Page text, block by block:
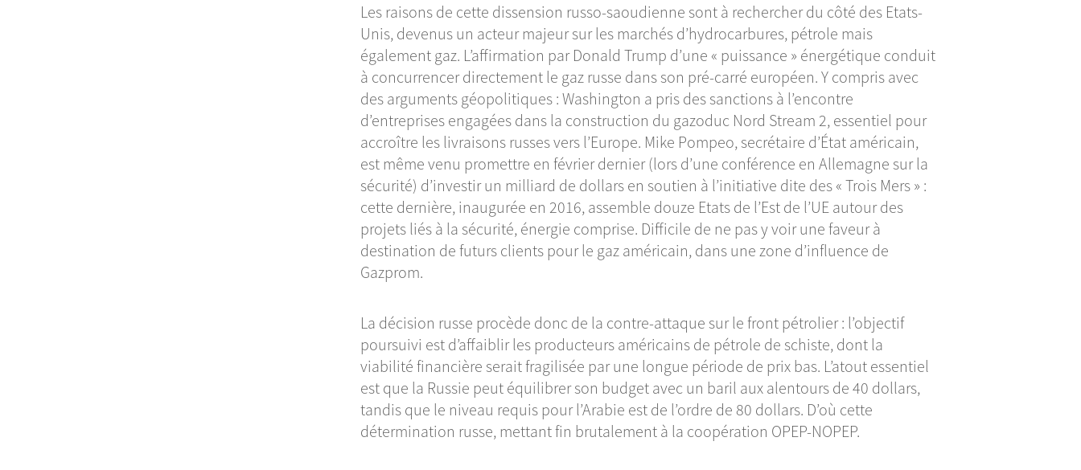
Les raisons de cette dissension russo-saoudienne sont à rechercher du côté des Etats-
Unis, devenus un acteur majeur sur les marchés d’hydrocarbures, pétrole mais
également gaz. L’affirmation par Donald Trump d’une « puissance » énergétique conduit
à concurrencer directement le gaz russe dans son pré-carré européen. Y compris avec
des arguments géopolitiques : Washington a pris des sanctions à l’encontre
d’entreprises engagées dans la construction du gazoduc Nord Stream 2, essentiel pour
accroître les livraisons russes vers l’Europe. Mike Pompeo, secrétaire d’État américain,
est même venu promettre en février dernier (lors d’une conférence en Allemagne sur la
sécurité) d’investir un milliard de dollars en soutien à l’initiative dite des « Trois Mers » :
cette dernière, inaugurée en 2016, assemble douze Etats de l’Est de l’UE autour des
projets liés à la sécurité, énergie comprise. Difficile de ne pas y voir une faveur à
destination de futurs clients pour le gaz américain, dans une zone d’influence de
Gazprom.
La décision russe procède donc de la contre-attaque sur le front pétrolier : l’objectif
poursuivi est d’affaiblir les producteurs américains de pétrole de schiste, dont la
viabilité financière serait fragilisée par une longue période de prix bas. L’atout essentiel
est que la Russie peut équilibrer son budget avec un baril aux alentours de 40 dollars,
tandis que le niveau requis pour l’Arabie est de l’ordre de 80 dollars. D’où cette
détermination russe, mettant fin brutalement à la coopération OPEP-NOPEP.